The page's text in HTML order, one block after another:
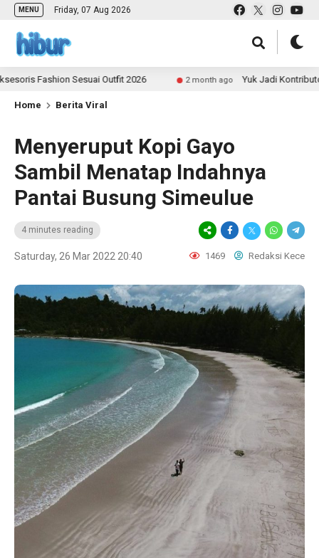
MENU Friday, 07 Aug 2026
Sesuai Outfit 2026 2 month ago Yuk Jadi Kontributor
Home Berita Viral
Menyeruput Kopi Gayo
Sambil Menatap Indahnya
Pantai Busung Simeulue
4 minutes reading
Saturday, 26 Mar 2022 20:40 1469 Redaksi Kece